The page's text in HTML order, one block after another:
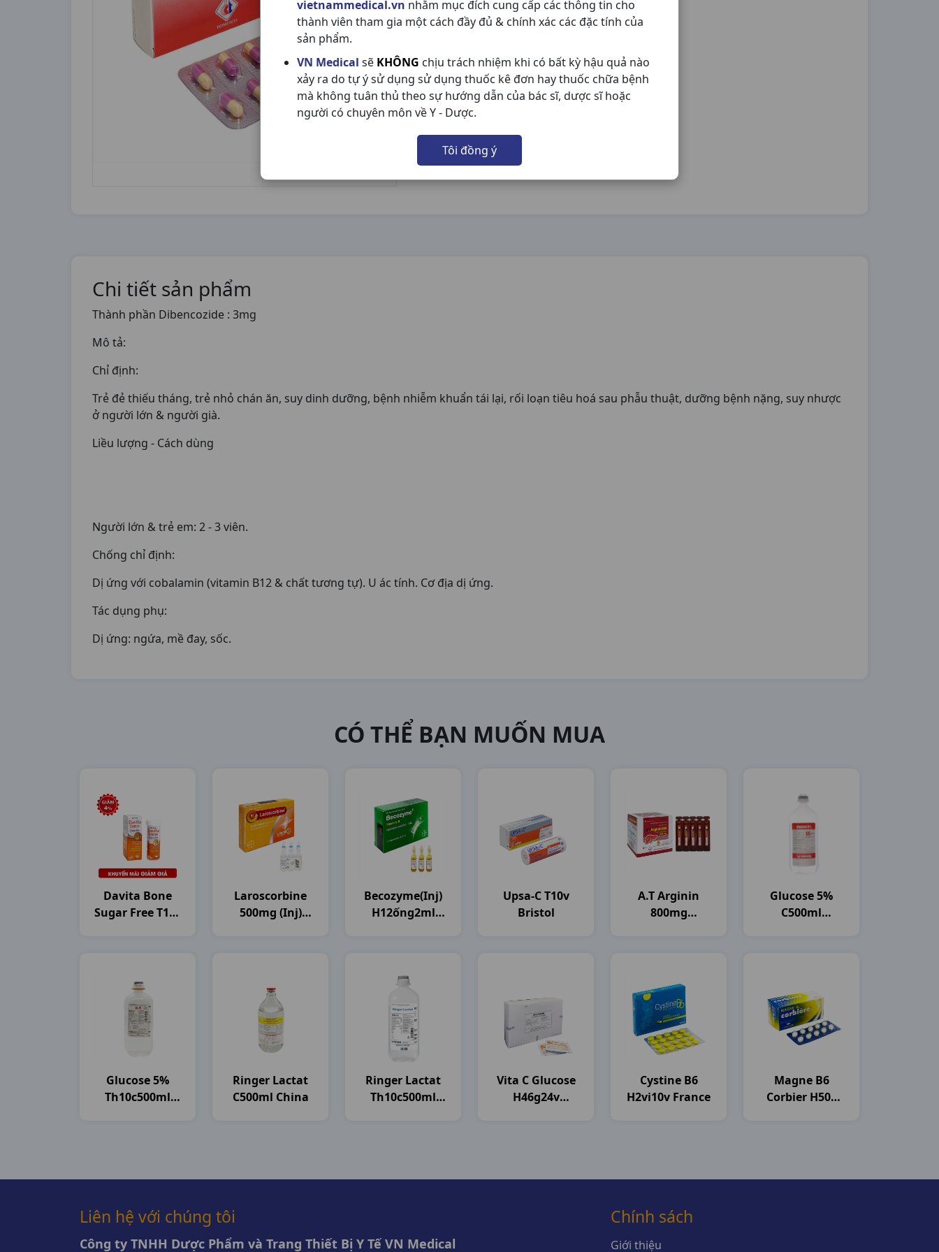
vietnammedical.vn nhằm mục đích cung cấp các thông tin cho
thành viên tham gia một cách đầy đủ & chính xác các đặc tính của
sản phẩm.
VN Medical sẽ KHÔNG chịu trách nhiệm khi có bất kỳ hậu quả nào
xảy ra do tự ý sử dụng sử dụng thuốc kê đơn hay thuốc chữa bệnh
mà không tuân thủ theo sự hướng dẫn của bác sĩ, dược sĩ hoặc
người có chuyên môn về Y - Dược.
Tôi đồng ý
Chi tiết sản phẩm
Thành phần Dibencozide : 3mg
Mô tả:
Chỉ định:
Trẻ đẻ thiếu tháng, trẻ nhỏ chán ăn, suy dinh dưỡng, bệnh nhiễm khuẩn tái lại, rối loạn tiêu hoá sau phẫu thuật, dưỡng bệnh nặng, suy nhược
ở người lớn & người già.
Liều lượng - Cách dùng
Người lớn & trẻ em: 2 - 3 viên.
Chống chỉ định:
Dị ứng với cobalamin (vitamin B12 & chất tương tự). U ác tính. Cơ địa dị ứng.
Tác dụng phụ:
Dị ứng: ngứa, mề đay, sốc.
CÓ THỂ BẠN MUỐN MUA
Davita Bone
Sugar Free T10v
Laroscorbine
500mg (inj)
Becozyme(inj)
H12ống2ml
Upsa-C T10v
Bristol
A.t Arginin
800mg
Glucose 5%
C500ml
Glucose 5%
Th10c500ml
Ringer Lactat
C500ml China
Ringer Lactat
Th10c500ml
Vita C Glucose
H46g24v
Cystine B6
H2vi10v France
Magne B6
Corbier H50v
Liên hệ với chúng tôi
Công ty TNHH Dược Phẩm và Trang Thiết Bị Y Tế VN Medical
Chính sách
Giới thiệu